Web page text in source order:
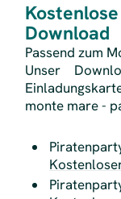
Download
Passend zum
Unser
monte mare -